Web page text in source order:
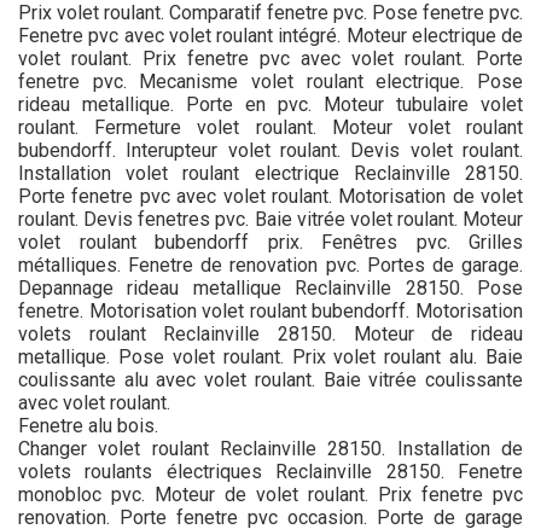
Prix volet roulant. Comparatif fenetre pvc. Pose fenetre pvc.
Fenetre pvc avec volet roulant intégré. Moteur electrique de
volet roulant. Prix fenetre pvc avec volet roulant. Porte
fenetre pvc. Mecanisme volet roulant electrique. Pose
rideau metallique. Porte en pvc. Moteur tubulaire volet
roulant. Fermeture volet roulant. Moteur volet roulant
bubendorff. Interupteur volet roulant. Devis volet roulant.
Installation volet roulant electrique Reclainville 28150.
Porte fenetre pvc avec volet roulant. Motorisation de volet
roulant. Devis fenetres pvc. Baie vitrée volet roulant. Moteur
volet roulant bubendorff prix. Fenêtres pvc. Grilles
métalliques. Fenetre de renovation pvc. Portes de garage.
Depannage rideau metallique Reclainville 28150. Pose
fenetre. Motorisation volet roulant bubendorff. Motorisation
volets roulant Reclainville 28150. Moteur de rideau
metallique. Pose volet roulant. Prix volet roulant alu. Baie
coulissante alu avec volet roulant. Baie vitrée coulissante
avec volet roulant.
Fenetre alu bois.
Changer volet roulant Reclainville 28150. Installation de
volets roulants électriques Reclainville 28150. Fenetre
monobloc pvc. Moteur de volet roulant. Prix fenetre pvc
renovation. Porte fenetre pvc occasion. Porte de garage